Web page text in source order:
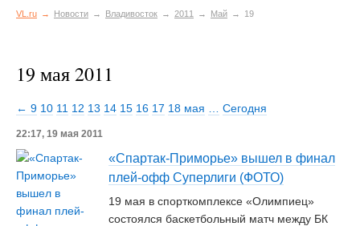
VL.ru Новости Владивосток 2011 Май 19
19 мая 2011
← 9 10 11 12 13 14 15 16 17 18 мая Сегодня
22:17, 19 мая 2011
«Спартак-Приморье» вышел в финал
плей-офф Суперлиги (ФОТО)
19 мая в спорткомплексе «Олимпиец»
состоялся баскетбольный матч между БК